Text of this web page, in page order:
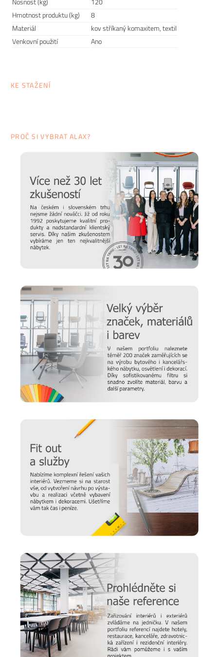
Jemná MADAME
je výsledkem spolupráce sdesignérským
, které do ní vložilo svůj typický rukopis.
Pohodlí a lehký retro nádech propůjčují sedacímu nábytku
unikátní vzhled a zaručí příjemný relax za každých okolností.
Použité materiály jsou navíc tradičně vysoce odolné a šetrné
k životnímu prostředí, jelikož jsou100% recyklované
recyklovatelné.
Prodlužte životnost nábytku
víme, že důležitou roli v jeho odolnosti hraje správná údržba,
připravili jsme pro vás několik
tipů a doporučení
starat o různé typy povrchu a čemu se naopak vyvarovat >>
péče o nábytek
Nový časopis o designu
Hledáte inspiraci do nového domova a potřebujete poradit,
jak vybrat židli, stůl, postel nebo třeba matraci? Nebo vás
zajímají trendy v bydlení a chcete mít vždy ty nejčerstvější
kterém najdete každý den novou dávku inspirace.
Hmotnost produktu (kg)
8
Materiál
kov stříkaný komaxitem, textil
Venkovní použití
Ano
KE STAŽENÍ
PROČ SI VYBRAT ALAX?